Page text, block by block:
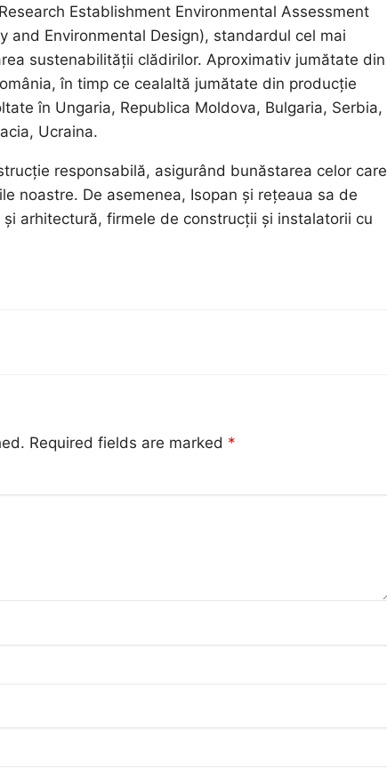
Establishment Environmental Assessment
and Environmental Design), standardul cel mai
sustenabilității clădirilor. Aproximativ jumătate din
în timp ce cealaltă jumătate din producție
în Ungaria, Republica Moldova, Bulgaria, Serbia,
Ucraina.
responsabilă, asigurând bunăstarea celor care
noastre. De asemenea, Isopan și rețeaua sa de
arhitectură, firmele de construcții și instalatorii cu
Required fields are marked *